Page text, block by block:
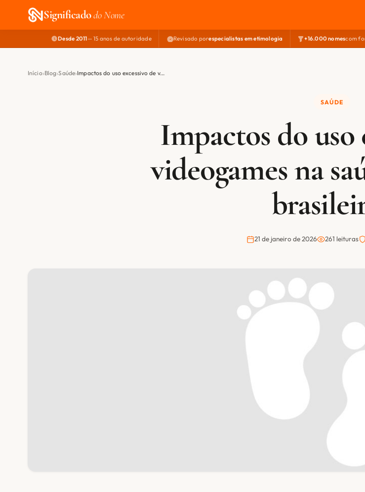
Significadodo Nome
Desde 2011— 15 anos de autoridade Revisado porespecialistas em etimologia +16.000 nomescom
Início Blog Saúde Impactos do uso excessivo de v...
SAÚDE
Impactos do uso
videogames na
21 de janeiro de 2026 261 leituras